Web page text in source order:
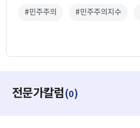
#민주주의 #민주주의지수
전문가칼럼(0)